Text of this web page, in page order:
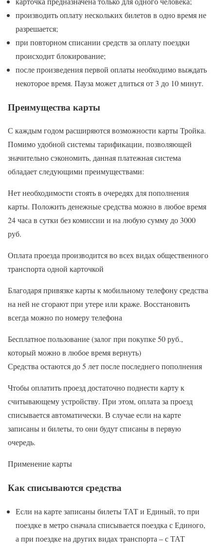
производить оплату нескольких билетов в одно время не
разрешается;
при повторном списании средств за оплату поездки
происходит блокирование;
после произведения первой оплаты необходимо выждать
некоторое время. Пауза может длиться от 3 до 10 минут.
Преимущества карты
С каждым годом расширяются возможности карты Тройка.
Помимо удобной системы тарификации, позволяющей
значительно сэкономить, данная платежная система
обладает следующими преимуществами:
Нет необходимости стоять в очередях для пополнения
карты. Положить денежные средства можно в любое время
24 часа в сутки без комиссии и на любую сумму до 3000
руб.
Оплата проезда производится во всех видах общественного
транспорта одной карточкой
Благодаря привязке карты к мобильному телефону средства
на ней не сгорают при утере или краже. Восстановить
всегда можно по номеру телефона
Бесплатное пользование (залог при покупке 50 руб.,
который можно в любое время вернуть)
Средства остаются до 5 лет после последнего пополнения
Чтобы оплатить проезд достаточно поднести карту к
считывающему устройству. При этом, оплата за проезд
списывается автоматически. В случае если на карте
записаны и билеты, то они будут списаны в первую
очередь.
Применение карты
Как списываются средства
Если на карте записаны билеты ТАТ и Единый, то при
поездке в метро сначала списывается поездка с Единого,
а при поездке на других видах транспорта – с ТАТ